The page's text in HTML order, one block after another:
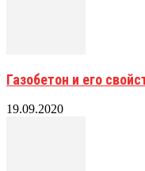
Газобетон и его
19.09.2020